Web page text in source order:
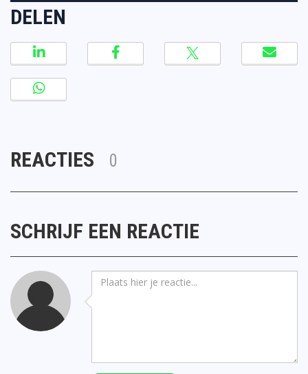
DELEN
REACTIES 0
SCHRIJF EEN REACTIE